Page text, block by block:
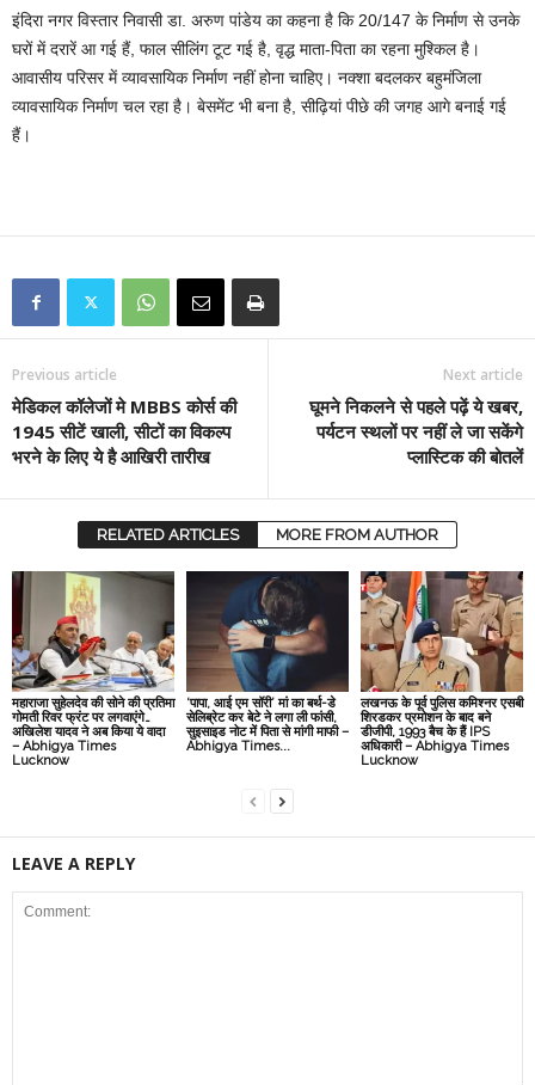
इंदिरा नगर विस्तार निवासी डा. अरुण पांडेय का कहना है कि 20/147 के निर्माण से उनके
घरों में दरारें आ गई हैं, फाल सीलिंग टूट गई है, वृद्ध माता-पिता का रहना मुश्किल है।
आवासीय परिसर में व्यावसायिक निर्माण नहीं होना चाहिए। नक्शा बदलकर बहुमंजिला
व्यावसायिक निर्माण चल रहा है। बेसमेंट भी बना है, सीढ़ियां पीछे की जगह आगे बनाई गई
हैं।
Previous article
मेडिकल कॉलेजों मे MBBS कोर्स की
1945 सीटें खाली, सीटों का विकल्प
भरने के ल‍िए ये है आखि‍री तारीख
Next article
घूमने निकलने से पहले पढ़ें ये खबर,
पर्यटन स्थलों पर नहीं ले जा सकेंगे
प्लास्टिक की बोतलें
RELATED ARTICLES MORE FROM AUTHOR
महाराजा सुहेलदेव की सोने की प्रतिमा
गोमती रिवर फ्रंट पर लगवाएंगे…
अखिलेश यादव ने अब किया ये वादा
– Abhigya Times
Lucknow
‘पापा, आई एम सॉरी’ मां का बर्थ-डे
सेलिब्रेट कर बेटे ने लगा ली फांसी,
सुइसाइड नोट में पिता से मांगी माफी –
Abhigya Times...
लखनऊ के पूर्व पुलिस कमिश्नर एसबी
शिरडकर प्रमोशन के बाद बने
डीजीपी, 1993 बैच के हैं IPS
अधिकारी – Abhigya Times
Lucknow
LEAVE A REPLY